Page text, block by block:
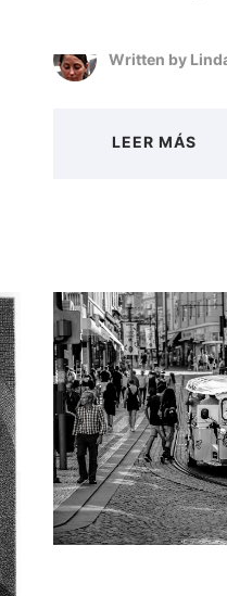
Written by
LEER MÁS